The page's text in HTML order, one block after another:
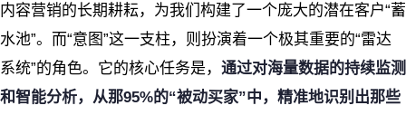
内容营销的长期耕耘，为我们构建了一个庞大的潜在客户“蓄
水池”。而“意图”这一支柱，则扮演着一个极其重要的“雷达
系统”的角色。它的核心任务是， 通过对海量数据的持续监测
和智能分析，从那95%的“被动买家”中，精准地识别出那些